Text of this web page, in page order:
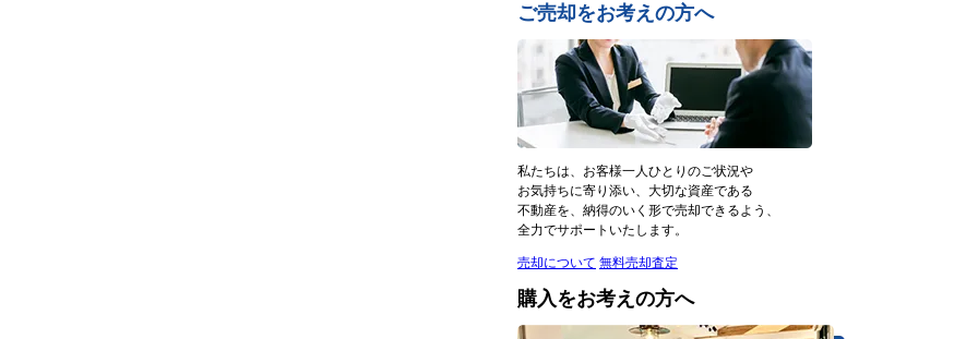
ご売却をお考えの方へ
私たちは、お客様一人ひとりのご状況や
お気持ちに寄り添い、大切な資産である
不動産を、納得のいく形で売却できるよう、
全力でサポートいたします。
売却について 無料売却査定
購入をお考えの方へ